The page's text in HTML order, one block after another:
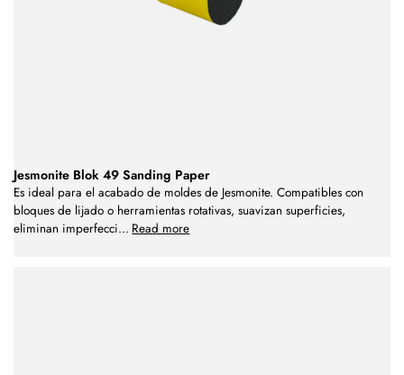
Jesmonite Blok 49 Sanding Paper
Es ideal para el acabado de moldes de Jesmonite. Compatibles con
bloques de lijado o herramientas rotativas, suavizan superficies,
eliminan imperfecci... Read more